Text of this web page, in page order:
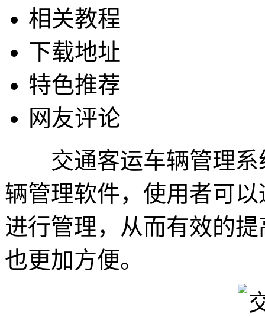
相关教程
下载地址
特色推荐
网友评论
交通客运车辆管理系
辆管理软件，使用者可
进行管理，从而有效的
也更加方便。